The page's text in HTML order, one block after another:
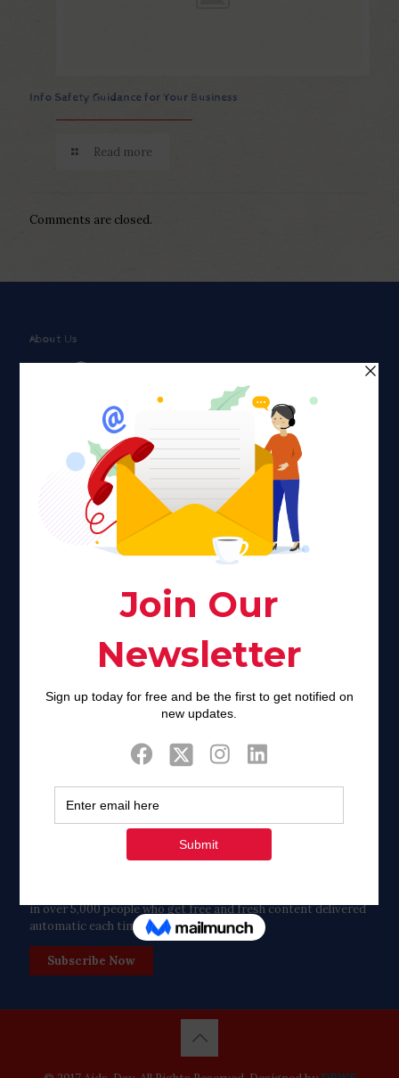
Info Safety Guidance for Your Business
Read more
Comments are closed.
About Us
Faith plays a major role in the lives of many Americans. Many
find faith to be a connection to a spiritual being, deity or
creator. Unfortunately for many Americans living with HIV,
faith communities can turn from a place of refuge to a source
of stigma and turmoil.
Twitter
Tweets by FaithAIDSDay
in over 5,000 people who get free and fresh content delivered
automatic each time we publish.
Subscribe Now